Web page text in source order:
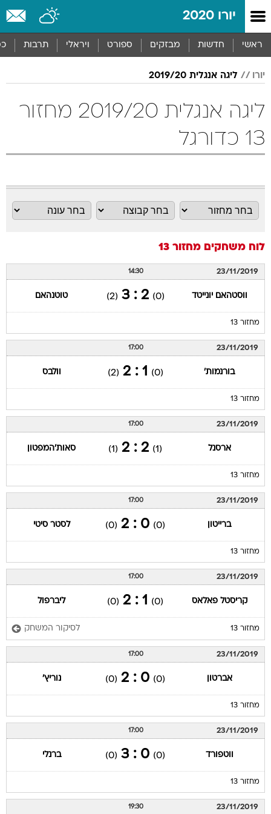
יורו 2020
ראשי חדשות מבזקים ספורט ויראלי תרבות
יורו ליגה אנגלית 2019/20
ליגה אנגלית 2019/20 מחזור
13 כדורגל
לוח משחקים מחזור 13
23/11/2019
14:30
ווסטהאם יונייטד (0)
2 : 3
(2) טוטנהאם
מחזור 13
23/11/2019
17:00
בורנמות' (0)
1 : 2
(2) וולבס
מחזור 13
23/11/2019
17:00
ארסנל (1)
2 : 2
(1) סאות'המפטון
מחזור 13
23/11/2019
17:00
ברייטון (0)
0 : 2
(0) לסטר סיטי
מחזור 13
23/11/2019
17:00
קריסטל פאלאס (0)
1 : 2
(0) ליברפול
מחזור 13 לסיקור המשחק
23/11/2019
17:00
אברטון (0)
0 : 2
(0) נוריץ'
מחזור 13
23/11/2019
17:00
ווטפורד (0)
0 : 3
(0) ברנלי
מחזור 13
23/11/2019
19:30